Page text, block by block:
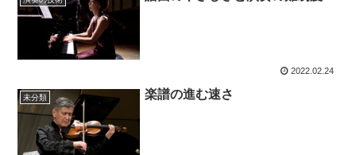
2022.02.24
未分類 楽譜の進む速さ